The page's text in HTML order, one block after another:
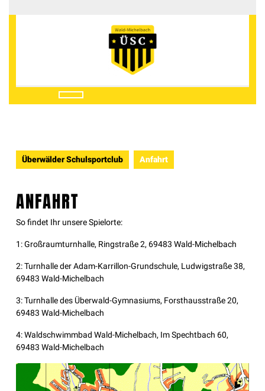
Überwälder Schulsportclub Anfahrt
ANFAHRT
So findet Ihr unsere Spielorte:
1: Großraumturnhalle, Ringstraße 2, 69483 Wald-Michelbach
2: Turnhalle der Adam-Karrillon-Grundschule, Ludwigstraße 38,
69483 Wald-Michelbach
3: Turnhalle des Überwald-Gymnasiums, Forsthausstraße 20,
69483 Wald-Michelbach
4: Waldschwimmbad Wald-Michelbach, Im Spechtbach 60,
69483 Wald-Michelbach